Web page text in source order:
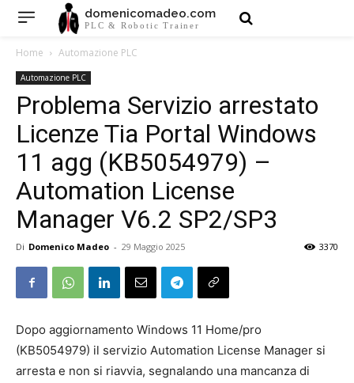
domenicomadeo.com
PLC & Robotic Trainer
Home Automazione PLC
Automazione PLC
Problema Servizio arrestato
Licenze Tia Portal Windows
11 agg (KB5054979) –
Automation License
Manager V6.2 SP2/SP3
Di Domenico Madeo - 29 Maggio 2025 3370
Dopo aggiornamento Windows 11 Home/pro
(KB5054979) il servizio Automation License Manager si
arresta e non si riavvia, segnalando una mancanza di